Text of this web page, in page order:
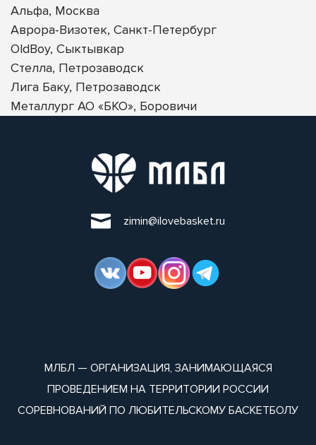
Альфа, Москва
Аврора-Визотек, Санкт-Петербург
OldBoy, Сыктывкар
Стелла, Петрозаводск
Лига Баку, Петрозаводск
Металлург АО «БКО», Боровичи
zimin@ilovebasket.ru
МЛБЛ — ОРГАНИЗАЦИЯ, ЗАНИМАЮЩАЯСЯ
ПРОВЕДЕНИЕМ НА ТЕРРИТОРИИ РОССИИ
СОРЕВНОВАНИЙ ПО ЛЮБИТЕЛЬСКОМУ БАСКЕТБОЛУ